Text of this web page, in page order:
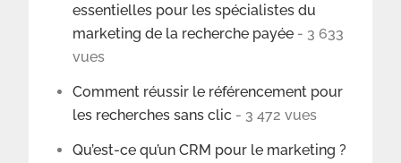
essentielles pour les spécialistes du
marketing de la recherche payée - 3 633
vues
Comment réussir le référencement pour
les recherches sans clic - 3 472 vues
Qu’est-ce qu’un CRM pour le marketing ?